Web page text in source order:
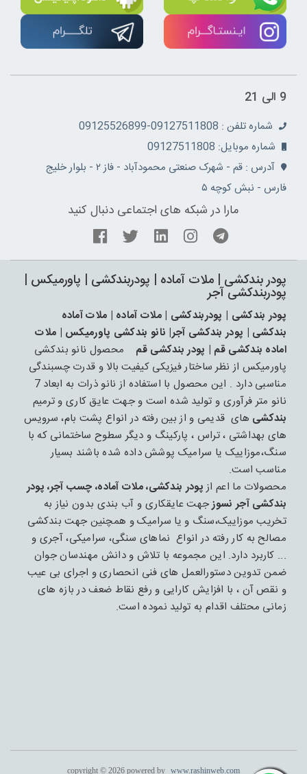
9 الی 21
شماره تلفن : 09127511808-09125526899
شماره موبایل: 09127511808
آدرس : قم - شهرک صنعتی محمودآباد - فاز ۲ - بلوار خلیج
فارس - نبش کوچه ۵
مارا در شبکه های اجتماعی دنبال کنید
پودر بندکشی | ملات آماده | پودربندکشی | پاورمیکس |
پودربندکشی آجر
پودر بندکشی | پودربندکشی | ملات آماده | ملات آماده
بندکشی | پودر بندکشی آجر| نانو بندکشی پاورمیکس | ملات
اماده بندکشی قم | پودر بندکشی قم
محصول نانو بندکشی
پاورمیکس از نظر ساختار فیزیکی کیفیت بالا و قدرت چسبندگی
مناسبی دارد . این محصول با استفاده از نانو ذرات به ابعاد 7
نانو متر فرآوری و تولید شده است و جهت عایق کاری و ترمیم
بندکشی های قدیمی و از بین رفته در انواع پشت بام، سرویس
های بهداشتی ، تراس ، پارکینگ و دیگر سطوح ساختمانی که با
سنگ،موزاییک یا سرامیک پوشش داده شده باشند بسیار
مناسب است.
محصولات ما اعم ازپودر بندکشی، ملات آماده، چسب آجر، پودر
بندکشی آجر نسوزجهت عایقکاری و آب بندی بدون نیاز به
تخریب موزاییک،سنگ و یا سرامیک و همچنین جهت بندکشی
مصالح به کار رفته در انواع نماهای سنگی، سرامیکی، آجری و
... کاربرد دارد. این مجموعه با تلاش و دانش مهندسان جوان
ضمن تدوین دستورالعمل های فنی انحصاری و اجرای بی عیب
و نقص آن ، با افزایش کارایی و رفع نقاط ضعف در بازه های
زمانی محتلف اقدام به تولید نموده است.
copyright © 2026 powered by www.rashinweb.com